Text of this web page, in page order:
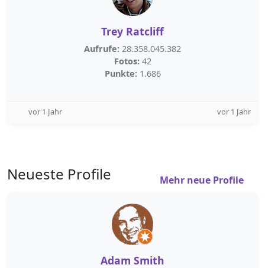
Trey Ratcliff
Aufrufe: 28.358.045.382
Fotos: 42
Punkte: 1.686
vor 1 Jahr vor 1 Jahr
Neueste Profile Mehr neue Profile
Adam Smith